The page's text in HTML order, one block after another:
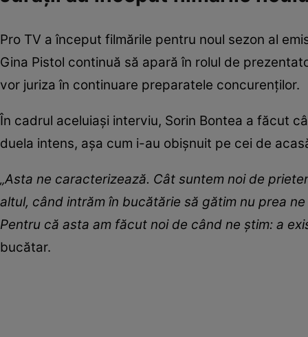
Pro TV a început filmările pentru noul sezon al
Gina Pistol continuă să apară în rolul de
vor juriza în continuare preparatele concurenților.
În cadrul aceluiași interviu, Sorin Bontea a făcut
duela intens, așa cum i-au obișnuit pe cei de
„Asta ne caracterizează. Cât suntem noi de
altul, când intrăm în bucătărie să gătim nu prea
Pentru că asta am făcut noi de când ne știm: a
bucătar.